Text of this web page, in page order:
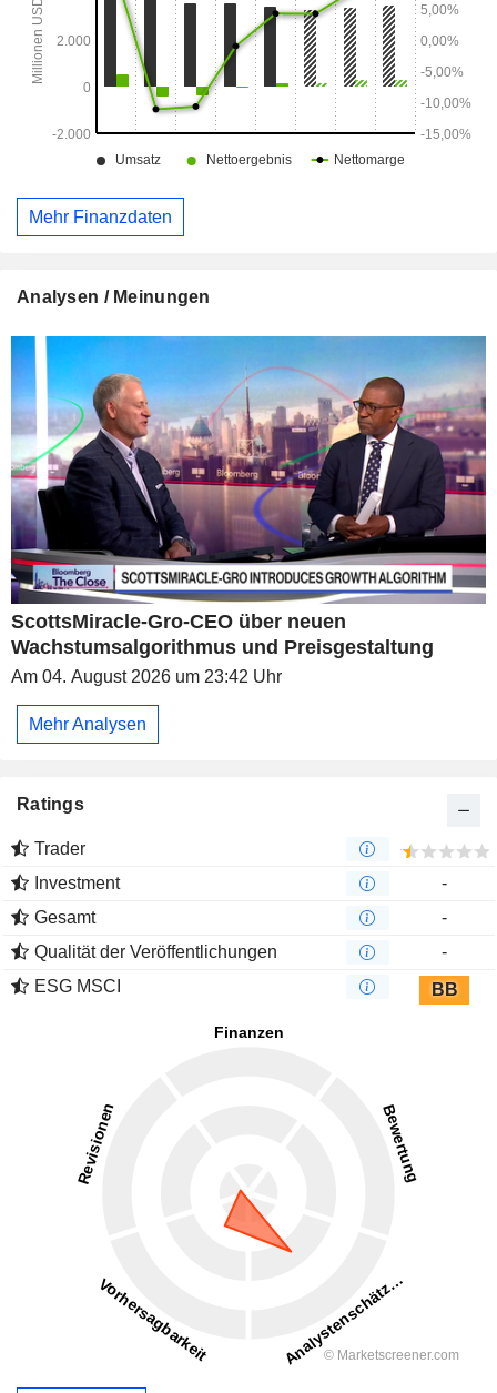
Mehr Finanzdaten
Analysen / Meinungen
ScottsMiracle-Gro-CEO über neuen
Wachstumsalgorithmus und Preisgestaltung
Am 04. August 2026 um 23:42 Uhr
Mehr Analysen
Ratings
Trader
Investment
-
Gesamt
-
Qualität der Veröffentlichungen
-
ESG MSCI
BB